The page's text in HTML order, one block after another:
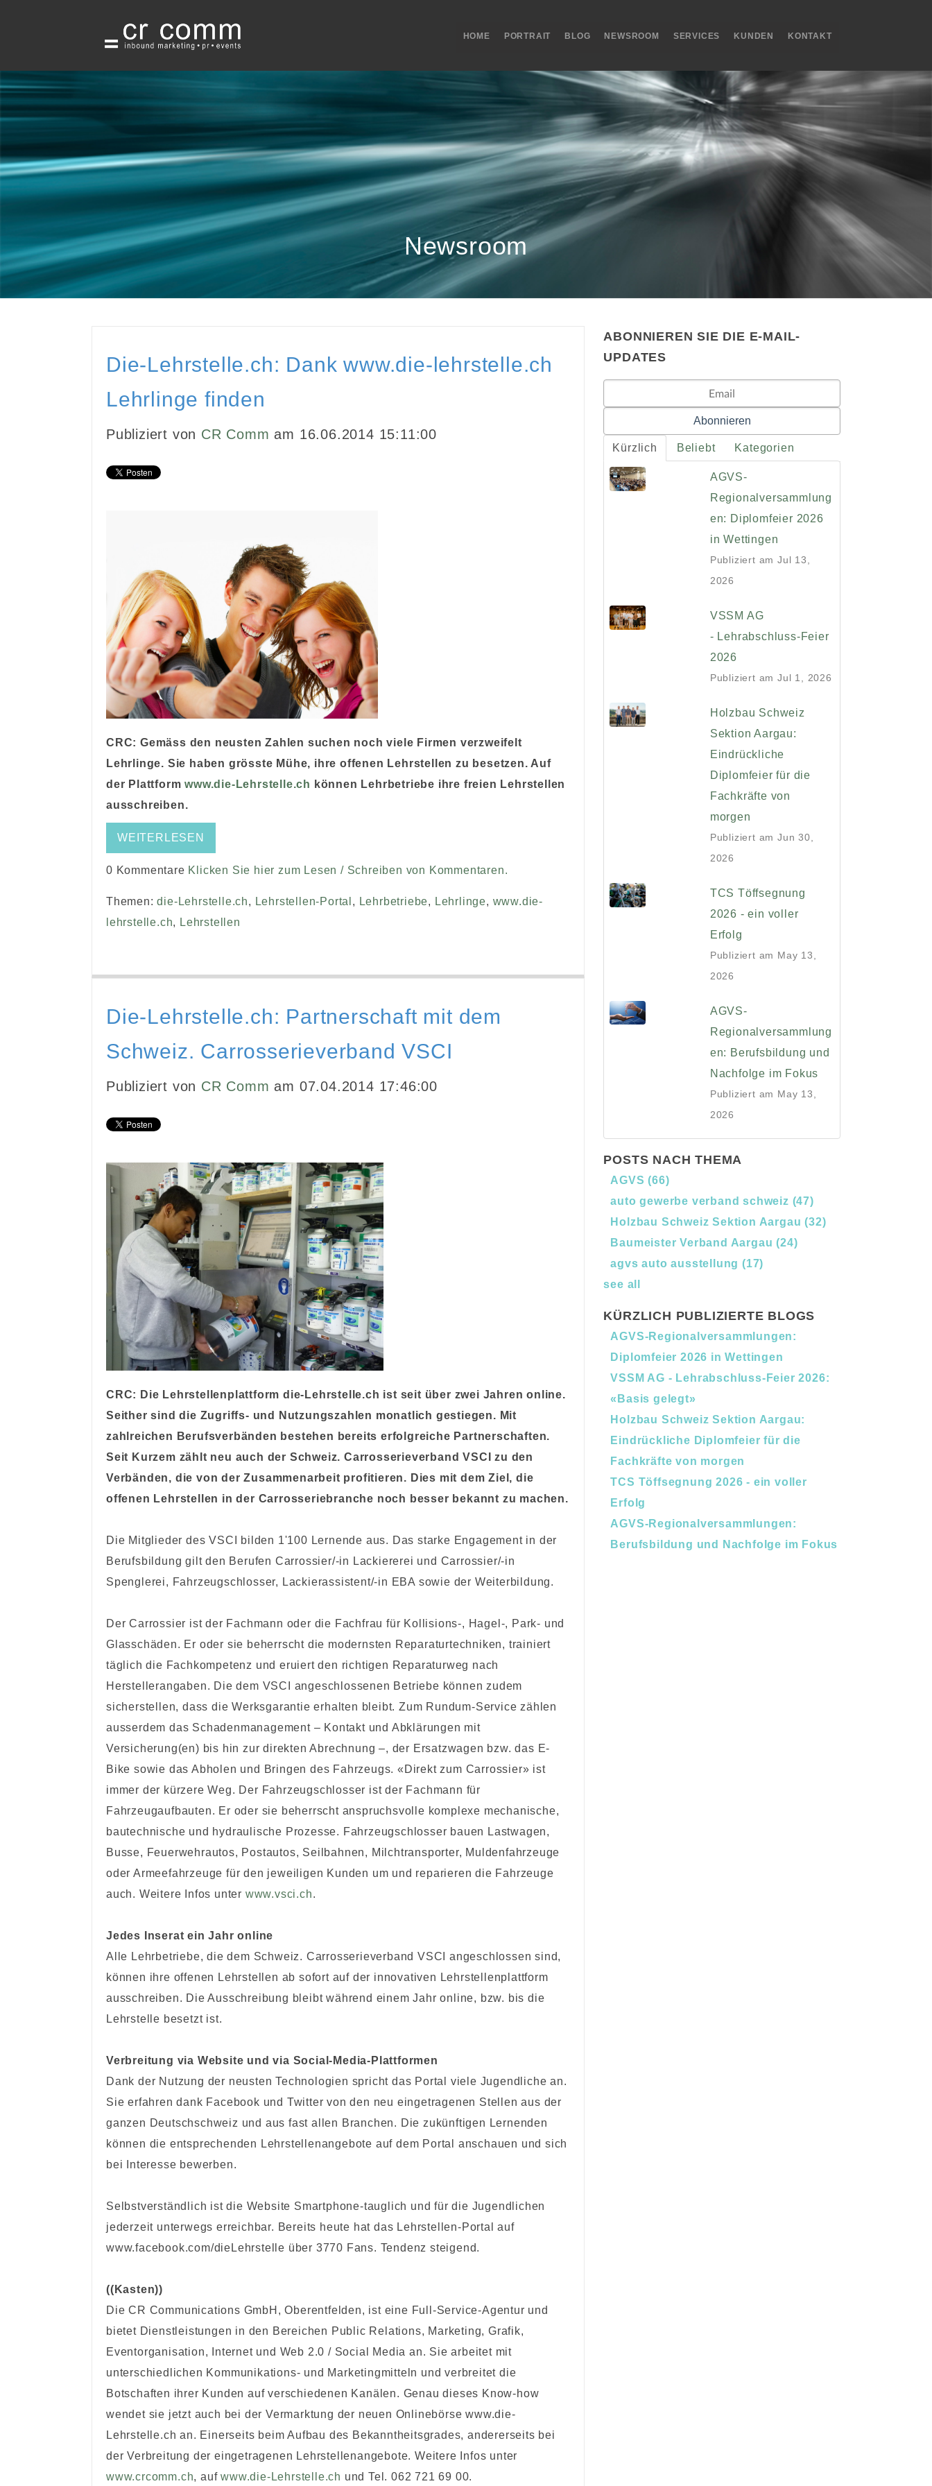
HOME PORTRAIT BLOG NEWSROOM SERVICES KUNDEN KONTAKT
Newsroom
Die-Lehrstelle.ch: Dank www.die-lehrstelle.ch
Lehrlinge finden
Publiziert von CR Comm am 16.06.2014 15:11:00
CRC: Gemäss den neusten Zahlen suchen noch viele Firmen verzweifelt
Lehrlinge. Sie haben grösste Mühe, ihre offenen Lehrstellen zu besetzen. Auf
der Plattformwww.die-Lehrstelle.ch können Lehrbetriebe ihre freien Lehrstellen
ausschreiben.
WEITERLESEN
0 Kommentare Klicken Sie hier zum Lesen / Schreiben von Kommentaren.
Themen:die-Lehrstelle.ch, Lehrstellen-Portal , Lehrbetriebe, Lehrlinge, www.die-
lehrstelle.ch, Lehrstellen
Die-Lehrstelle.ch: Partnerschaft mit dem
Schweiz. Carrosserieverband VSCI
Publiziert von CR Comm am 07.04.2014 17:46:00
CRC: Die Lehrstellenplattform die-Lehrstelle.ch ist seit über zwei Jahren online.
Seither sind die Zugriffs- und Nutzungszahlen monatlich gestiegen. Mit
zahlreichen Berufsverbänden bestehen bereits erfolgreiche Partnerschaften.
Seit Kurzem zählt neu auch der Schweiz. Carrosserieverband VSCI zu den
Verbänden, die von der Zusammenarbeit profitieren. Dies mit dem Ziel, die
offenen Lehrstellen in der Carrosseriebranche noch besser bekannt zu machen.
Die Mitglieder des VSCI bilden 1'100 Lernende aus. Das starke Engagement in der
Berufsbildung gilt den Berufen Carrossier/-in Lackiererei und Carrossier/-in
Spenglerei, Fahrzeugschlosser, Lackierassistent/-in EBA sowie der Weiterbildung.
Der Carrossier ist der Fachmann oder die Fachfrau für Kollisions-, Hagel-, Park- und
Glasschäden. Er oder sie beherrscht die modernsten Reparaturtechniken, trainiert
täglich die Fachkompetenz und eruiert den richtigen Reparaturweg nach
Herstellerangaben. Die dem VSCI angeschlossenen Betriebe können zudem
sicherstellen, dass die Werksgarantie erhalten bleibt. Zum Rundum-Service zählen
ausserdem das Schadenmanagement – Kontakt und Abklärungen mit
Versicherung(en) bis hin zur direkten Abrechnung –, der Ersatzwagen bzw. das E-
Bike sowie das Abholen und Bringen des Fahrzeugs. «Direkt zum Carrossier» ist
immer der kürzere Weg. Der Fahrzeugschlosser ist der Fachmann für
Fahrzeugaufbauten. Er oder sie beherrscht anspruchsvolle komplexe mechanische,
bautechnische und hydraulische Prozesse. Fahrzeugschlosser bauen Lastwagen,
Busse, Feuerwehrautos, Postautos, Seilbahnen, Milchtransporter, Muldenfahrzeuge
oder Armeefahrzeuge für den jeweiligen Kunden um und reparieren die Fahrzeuge
auch. Weitere Infos unter www.vsci.ch.
Jedes Inserat ein Jahr online
Alle Lehrbetriebe, die dem Schweiz. Carrosserieverband VSCI angeschlossen sind,
können ihre offenen Lehrstellen ab sofort auf der innovativen Lehrstellenplattform
ausschreiben. Die Ausschreibung bleibt während einem Jahr online, bzw. bis die
Lehrstelle besetzt ist.
Verbreitung via Website und via Social-Media-Plattformen
Dank der Nutzung der neusten Technologien spricht das Portal viele Jugendliche an.
Sie erfahren dank Facebook und Twitter von den neu eingetragenen Stellen aus der
ganzen Deutschschweiz und aus fast allen Branchen. Die zukünftigen Lernenden
können die entsprechenden Lehrstellenangebote auf dem Portal anschauen und sich
bei Interesse bewerben.
Selbstverständlich ist die Website Smartphone-tauglich und für die Jugendlichen
jederzeit unterwegs erreichbar. Bereits heute hat das Lehrstellen-Portal auf
www.facebook.com/dieLehrstelle über 3770 Fans. Tendenz steigend.
((Kasten))
DieCR Communications GmbH, Oberentfelden, ist eine Full-Service-Agentur und
bietet Dienstleistungen in den Bereichen Public Relations, Marketing, Grafik,
Eventorganisation, Internet und Web 2.0 / Social Media an. Sie arbeitet mit
unterschiedlichen Kommunikations- und Marketingmitteln und verbreitet die
Botschaften ihrer Kunden auf verschiedenen Kanälen. Genau dieses Know-how
wendet sie jetzt auch bei der Vermarktung der neuen Onlinebörse www.die-
Lehrstelle.ch an. Einerseits beim Aufbau des Bekanntheitsgrades, andererseits bei
der Verbreitung der eingetragenen Lehrstellenangebote. Weitere Infos unter
www.crcomm.ch, aufwww.die-Lehrstelle.ch und Tel. 062 721 69 00.
ABONNIEREN SIE DIE E-MAIL-
UPDATES
Kürzlich Beliebt Kategorien
AGVS-
Regionalversammlung
en: Diplomfeier 2026
in Wettingen
Publiziert am Jul 13,
2026
VSSM AG
- Lehrabschluss-Feier
2026
Publiziert am Jul 1, 2026
Holzbau Schweiz
Sektion Aargau:
Eindrückliche
Diplomfeier für die
Fachkräfte von
morgen
Publiziert am Jun 30,
2026
TCS Töffsegnung
2026 - ein voller
Erfolg
Publiziert am May 13,
2026
AGVS-
Regionalversammlung
en: Berufsbildung und
Nachfolge im Fokus
Publiziert am May 13,
2026
POSTS NACH THEMA
AGVS(66)
auto gewerbe verband schweiz (47)
Holzbau Schweiz Sektion Aargau(32)
Baumeister Verband Aargau(24)
agvs auto ausstellung(17)
see all
KÜRZLICH PUBLIZIERTE BLOGS
AGVS-Regionalversammlungen:
Diplomfeier 2026 in Wettingen
VSSM AG - Lehrabschluss-Feier 2026:
«Basis gelegt»
Holzbau Schweiz Sektion Aargau:
Eindrückliche Diplomfeier für die
Fachkräfte von morgen
TCS Töffsegnung 2026 - ein voller
Erfolg
AGVS-Regionalversammlungen:
Berufsbildung und Nachfolge im Fokus